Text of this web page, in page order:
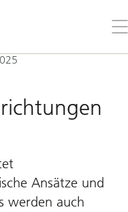
Sie
Ansätze und
werden auch